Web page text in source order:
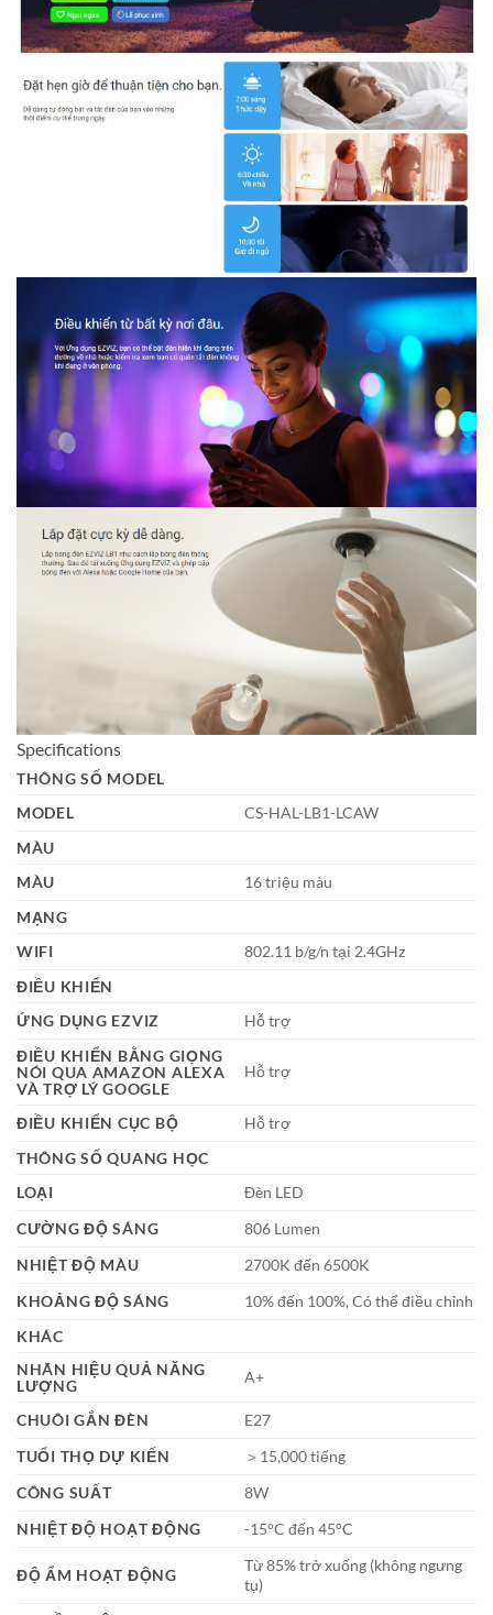
Specifications
THÔNG SỐ MODEL
MODEL
CS-HAL-LB1-LCAW
MÀU
MÀU
16 triệu màu
MẠNG
WIFI
802.11 b/g/n tại 2.4GHz
ĐIỀU KHIỂN
ỨNG DỤNG EZVIZ
Hỗ trợ
ĐIỀU KHIỂN BẰNG GIỌNG
NÓI QUA AMAZON ALEXA
VÀ TRỢ LÝ GOOGLE
Hỗ trợ
ĐIỀU KHIỂN CỤC BỘ
Hỗ trợ
THÔNG SỐ QUANG HỌC
LOẠI
Đèn LED
CƯỜNG ĐỘ SÁNG
806 Lumen
NHIỆT ĐỘ MÀU
2700K đến 6500K
KHOẢNG ĐỘ SÁNG
10% đến 100%, Có thể điều chỉnh
KHÁC
NHÃN HIỆU QUẢ NĂNG
LƯỢNG
A+
CHUÔI GẮN ĐÈN
E27
TUỔI THỌ DỰ KIẾN
＞15,000 tiếng
CÔNG SUẤT
8W
NHIỆT ĐỘ HOẠT ĐỘNG
-15°C đến 45°C
ĐỘ ẨM HOẠT ĐỘNG
Từ 85% trở xuống (không ngưng
tụ)